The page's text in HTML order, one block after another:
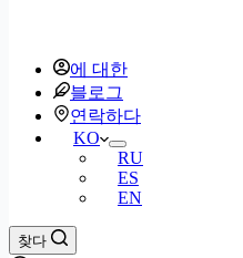
에 대한
블로그
연락하다
KO
RU
ES
EN
찾다